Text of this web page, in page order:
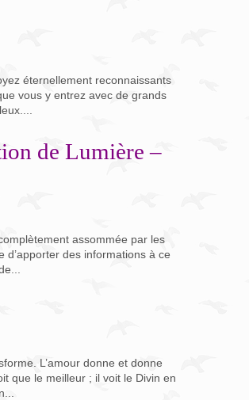
éternellement reconnaissants
vous y entrez avec de grands
de Lumière –
assommée par les
des informations à ce
L’amour donne et donne
que le meilleur ; il voit le Divin en